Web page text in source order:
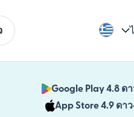
Google Play 4.8 ด
App Store 4.9 ดาว